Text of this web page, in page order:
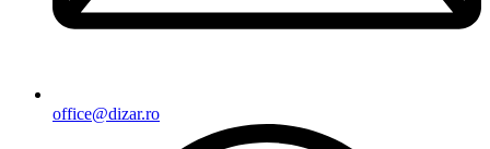
office@dizar.ro